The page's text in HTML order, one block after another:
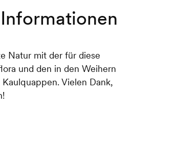
Natur mit der für diese
und den in den Weihern
Vielen Dank,